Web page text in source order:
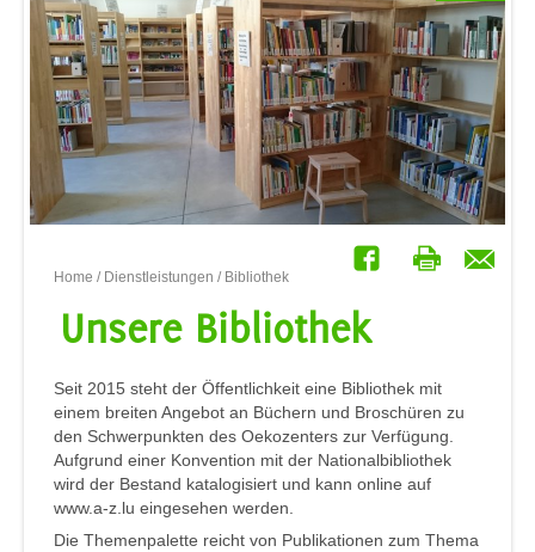
Home / Dienstleistungen / Bibliothek
Unsere Bibliothek
Seit 2015 steht der Öffentlichkeit eine Bibliothek mit
einem breiten Angebot an Büchern und Broschüren zu
den Schwerpunkten des Oekozenters zur Verfügung.
Aufgrund einer Konvention mit der Nationalbibliothek
wird der Bestand katalogisiert und kann online auf
www.a-z.lu eingesehen werden.
Die Themenpalette reicht von Publikationen zum Thema